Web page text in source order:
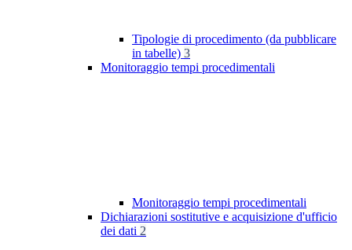
Tipologie di procedimento (da pubblicare
in tabelle) 3
Monitoraggio tempi procedimentali
Monitoraggio tempi procedimentali
Dichiarazioni sostitutive e acquisizione d'ufficio
dei dati 2